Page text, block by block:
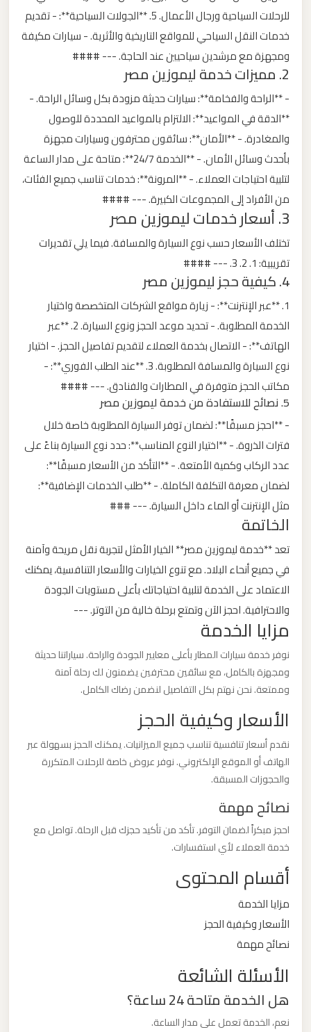
للرحلات السياحية ورجال الأعمال. 5. **الجولات السياحية**: - تقديم
خدمات النقل السياحي للمواقع التاريخية والأثرية. - سيارات مكيفة
ومجهزة مع مرشدين سياحيين عند الحاجة. --- ####
2. مميزات خدمة ليموزين مصر
- **الراحة والفخامة**: سيارات حديثة مزودة بكل وسائل الراحة. -
**الدقة في المواعيد**: الالتزام بالمواعيد المحددة للوصول
والمغادرة. - **الأمان**: سائقون محترفون وسيارات مجهزة
بأحدث وسائل الأمان. - **الخدمة 24/7**: متاحة على مدار الساعة
لتلبية احتياجات العملاء. - **المرونة**: خدمات تناسب جميع الفئات،
من الأفراد إلى المجموعات الكبيرة. --- ####
3. أسعار خدمات ليموزين مصر
تختلف الأسعار حسب نوع السيارة والمسافة. فيما يلي تقديرات
تقريبية: 1. 2. 3. --- ####
4. كيفية حجز ليموزين مصر
1. **عبر الإنترنت**: - زيارة مواقع الشركات المتخصصة واختيار
الخدمة المطلوبة. - تحديد موعد الحجز ونوع السيارة. 2. **عبر
الهاتف**: - الاتصال بخدمة العملاء لتقديم تفاصيل الحجز. - اختيار
نوع السيارة والمسافة المطلوبة. 3. **عند الطلب الفوري**: -
مكاتب الحجز متوفرة في المطارات والفنادق. --- ####
5. نصائح للاستفادة من خدمة ليموزين مصر
- **احجز مسبقًا**: لضمان توفر السيارة المطلوبة خاصة خلال
فترات الذروة. - **اختيار النوع المناسب**: حدد نوع السيارة بناءً على
عدد الركاب وكمية الأمتعة. - **التأكد من الأسعار مسبقًا**:
لضمان معرفة التكلفة الكاملة. - **طلب الخدمات الإضافية**:
مثل الإنترنت أو الماء داخل السيارة. --- ###
الخاتمة
تعد **خدمة ليموزين مصر** الخيار الأمثل لتجربة نقل مريحة وآمنة
في جميع أنحاء البلاد. مع تنوع الخيارات والأسعار التنافسية، يمكنك
الاعتماد على الخدمة لتلبية احتياجاتك بأعلى مستويات الجودة
والاحترافية. احجز الآن وتمتع برحلة خالية من التوتر. ---
مزايا الخدمة
نوفر خدمة سيارات المطار بأعلى معايير الجودة والراحة. سياراتنا حديثة
ومجهزة بالكامل، مع سائقين محترفين يضمنون لك رحلة آمنة
وممتعة. نحن نهتم بكل التفاصيل لنضمن رضاك الكامل.
الأسعار وكيفية الحجز
نقدم أسعار تنافسية تناسب جميع الميزانيات. يمكنك الحجز بسهولة عبر
الهاتف أو الموقع الإلكتروني. نوفر عروض خاصة للرحلات المتكررة
والحجوزات المسبقة.
نصائح مهمة
احجز مبكراً لضمان التوفر. تأكد من تأكيد حجزك قبل الرحلة. تواصل مع
خدمة العملاء لأي استفسارات.
أقسام المحتوى
مزايا الخدمة
الأسعار وكيفية الحجز
نصائح مهمة
الأسئلة الشائعة
هل الخدمة متاحة 24 ساعة؟
نعم، الخدمة تعمل على مدار الساعة.
مطار
العرب
القاهرة
ليموزين
مطار
العرب
ليموزين
مطار
القاهرة
ليموزين
القاهرة
للاسكندرية
ليموزين
القاهرة
العرب
ليموزين
الاسكندرية
مطار
القاهرة
ليموزين
مطار
مرسي
مطروح
ليموزين
مطار
الشيخ
ليموزين
مطار
سفنكس
ليموزين